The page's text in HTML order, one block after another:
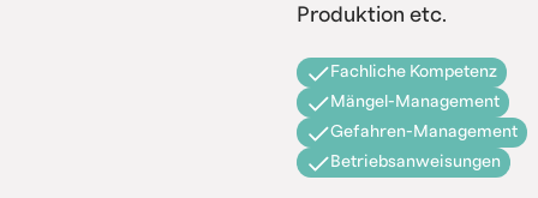
Produktion etc.
Fachliche Kompetenz
Mängel-Management
Gefahren-Management
Betriebsanweisungen